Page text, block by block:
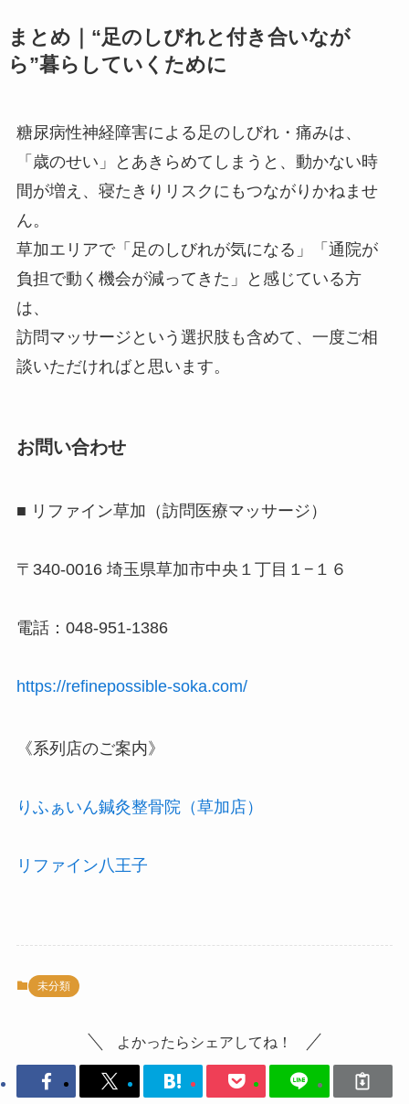
まとめ｜“足のしびれと付き合いなが
ら”暮らしていくために
糖尿病性神経障害による足のしびれ・痛みは、
「歳のせい」とあきらめてしまうと、動かない時
間が増え、寝たきりリスクにもつながりかねませ
ん。
草加エリアで「足のしびれが気になる」「通院が
負担で動く機会が減ってきた」と感じている方
は、
訪問マッサージという選択肢も含めて、一度ご相
談いただければと思います。
お問い合わせ
■ リファイン草加（訪問医療マッサージ）
〒340-0016 埼玉県草加市中央１丁目１−１６
電話：048-951-1386
https://refinepossible-soka.com/
《系列店のご案内》
りふぁいん鍼灸整骨院（草加店）
リファイン八王子
未分類
よかったらシェアしてね！